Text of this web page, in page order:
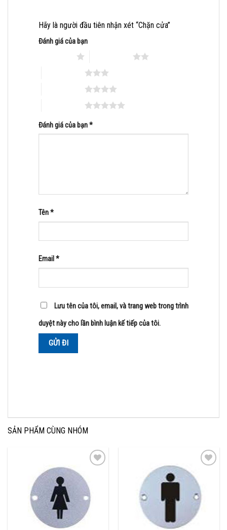
Hãy là người đầu tiên nhận xét “Chặn cửa”
Đánh giá của bạn
Đánh giá của bạn*
Tên*
Email *
Lưu tên của tôi, email, và trang web trong trình
duyệt này cho lần bình luận kế tiếp của tôi.
SẢN PHẨM CÙNG NHÓM
Add to
Wishlist
Add to
Wishlist